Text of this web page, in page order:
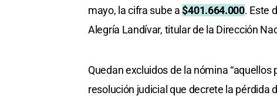
mayo, la cifra sube a$401.664.000. Este
Alegría Landívar, titular de la Dirección
Quedan excluidos de la nómina
resolución judicial que decrete la pérdida